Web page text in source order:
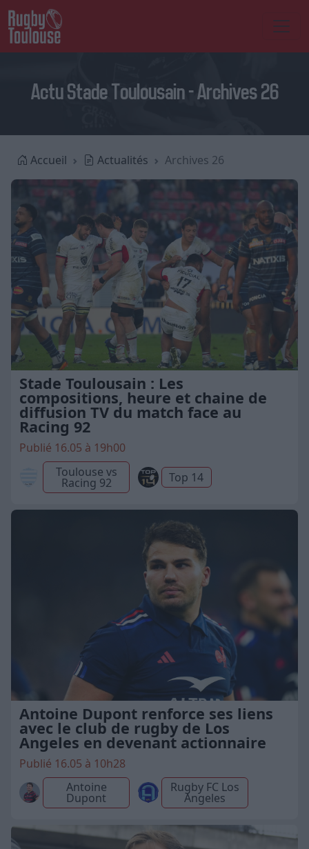
Actu Stade Toulousain - Archives 26
Accueil Actualités Archives 26
Stade Toulousain : Les
compositions, heure et chaine de
diffusion TV du match face au
Racing 92
Publié 16.05 à 19h00
Toulouse vs
Racing 92 Top 14
Antoine Dupont renforce ses liens
avec le club de rugby de Los
Angeles en devenant actionnaire
Publié 16.05 à 10h28
Antoine
Dupont
Rugby FC Los
Angeles